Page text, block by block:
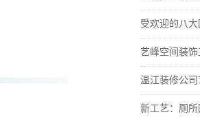
受欢迎的八大
艺峰空间装
温江装修公
新老结合。
新工艺：厕